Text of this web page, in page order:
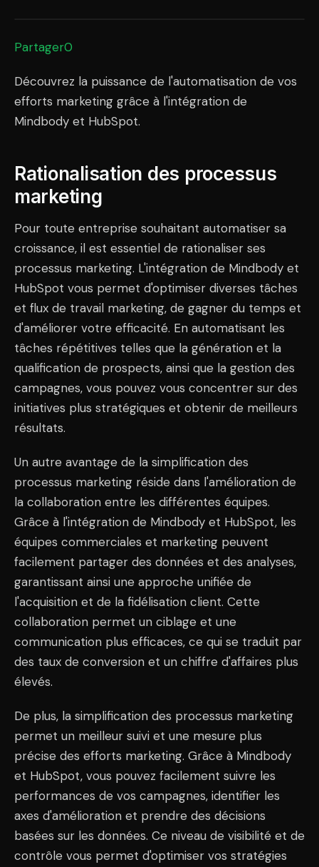
Partager0
Découvrez la puissance de l'automatisation de vos
efforts marketing grâce à l'intégration de
Mindbody et HubSpot.
Rationalisation des processus
marketing
Pour toute entreprise souhaitant automatiser sa
croissance, il est essentiel de rationaliser ses
processus marketing. L'intégration de Mindbody et
HubSpot vous permet d'optimiser diverses tâches
et flux de travail marketing, de gagner du temps et
d'améliorer votre efficacité. En automatisant les
tâches répétitives telles que la génération et la
qualification de prospects, ainsi que la gestion des
campagnes, vous pouvez vous concentrer sur des
initiatives plus stratégiques et obtenir de meilleurs
résultats.
Un autre avantage de la simplification des
processus marketing réside dans l'amélioration de
la collaboration entre les différentes équipes.
Grâce à l'intégration de Mindbody et HubSpot, les
équipes commerciales et marketing peuvent
facilement partager des données et des analyses,
garantissant ainsi une approche unifiée de
l'acquisition et de la fidélisation client. Cette
collaboration permet un ciblage et une
communication plus efficaces, ce qui se traduit par
des taux de conversion et un chiffre d'affaires plus
élevés.
De plus, la simplification des processus marketing
permet un meilleur suivi et une mesure plus
précise des efforts marketing. Grâce à Mindbody
et HubSpot, vous pouvez facilement suivre les
performances de vos campagnes, identifier les
axes d'amélioration et prendre des décisions
basées sur les données. Ce niveau de visibilité et de
contrôle vous permet d'optimiser vos stratégies